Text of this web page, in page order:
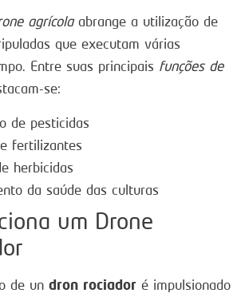
agrícolaabrange a utilização de
que executam várias
Entre suas principais funções de
se:
de pesticidas
fertilizantes
herbicidas
da saúde das culturas
um Drone
de un dron rociador é impulsionado